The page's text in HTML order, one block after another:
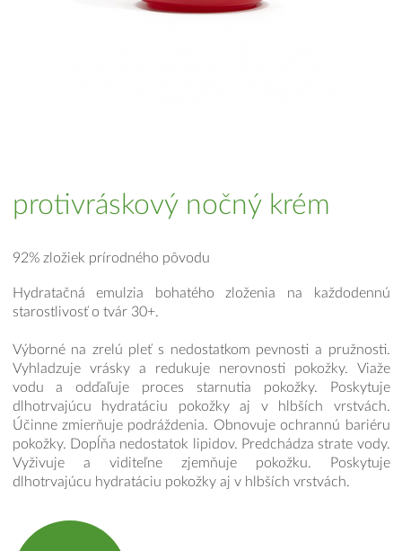
protivráskový nočný krém
92% zložiek prírodného pôvodu
Hydratačná emulzia bohatého zloženia na každodennú
starostlivosť o tvár 30+.
Výborné na zrelú pleť s nedostatkom pevnosti a pružnosti.
Vyhladzuje vrásky a redukuje nerovnosti pokožky. Viaže
vodu a odďaľuje proces starnutia pokožky. Poskytuje
dlhotrvajúcu hydratáciu pokožky aj v hlbších vrstvách.
Účinne zmierňuje podráždenia. Obnovuje ochrannú bariéru
pokožky. Dopĺňa nedostatok lipidov. Predchádza strate vody.
Vyživuje a viditeľne zjemňuje pokožku. Poskytuje
dlhotrvajúcu hydratáciu pokožky aj v hlbších vrstvách.